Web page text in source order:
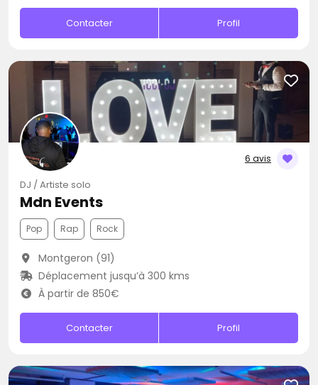
Contacter Profil
6 avis
DJ / Artiste solo
Mdn Events
Pop Rap Rock
Montgeron (91)
Déplacement jusqu’à 300 kms
À partir de 850€
Contacter Profil